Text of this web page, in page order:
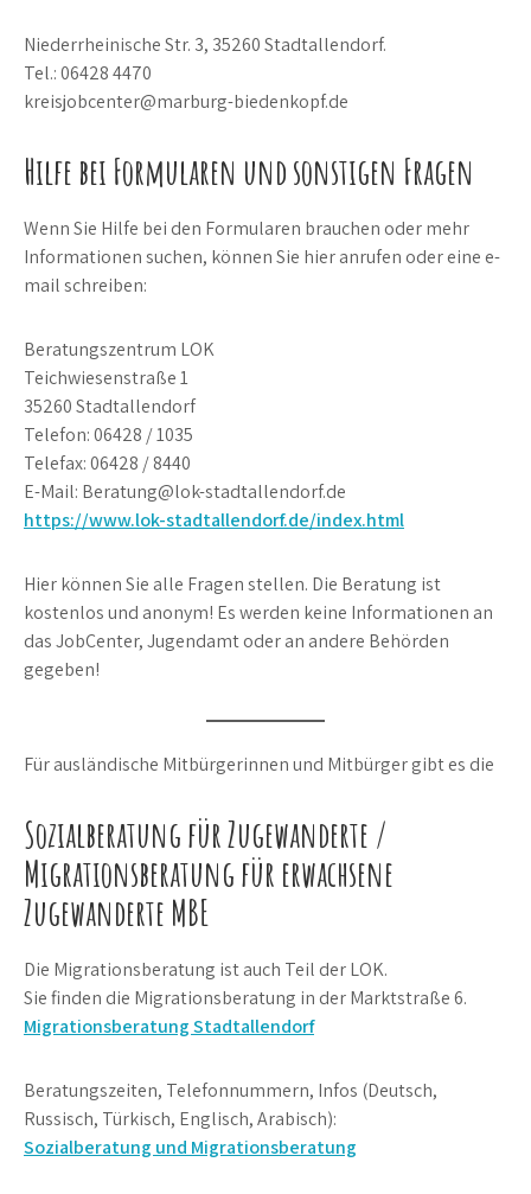
Niederrheinische Str. 3, 35260 Stadtallendorf.
Tel.: 06428 4470
kreisjobcenter@marburg-biedenkopf.de
Hilfe bei Formularen und sonstigen Fragen
Wenn Sie Hilfe bei den Formularen brauchen oder mehr
Informationen suchen, können Sie hier anrufen oder eine e-
mail schreiben:
Beratungszentrum LOK
Teichwiesenstraße 1
35260 Stadtallendorf
Telefon: 06428 / 1035
Telefax: 06428 / 8440
E-Mail: Beratung@lok-stadtallendorf.de
https://www.lok-stadtallendorf.de/index.html
Hier können Sie alle Fragen stellen. Die Beratung ist
kostenlos und anonym! Es werden keine Informationen an
das JobCenter, Jugendamt oder an andere Behörden
gegeben!
Für ausländische Mitbürgerinnen und Mitbürger gibt es die
Sozialberatung für Zugewanderte /
Migrationsberatung für erwachsene
Zugewanderte MBE
Die Migrationsberatung ist auch Teil der LOK.
Sie finden die Migrationsberatung in der Marktstraße 6.
Migrationsberatung Stadtallendorf
Beratungszeiten, Telefonnummern, Infos (Deutsch,
Russisch, Türkisch, Englisch, Arabisch):
Sozialberatung und Migrationsberatung